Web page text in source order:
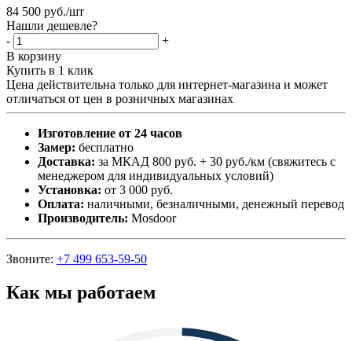
84 500 руб./шт
Нашли дешевле?
-
+
В корзину
Купить в 1 клик
Цена действительна только для интернет-магазина и может
отличаться от цен в розничных магазинах
Изготовление от 24 часов
Замер: бесплатно
Доставка: за МКАД 800 руб. + 30 руб./км (свяжитесь с
менеджером для индивидуальных условий)
Установка: от 3 000 руб.
Оплата: наличными, безналичными, денежный перевод
Производитель: Mosdoor
Звоните: +7 499 653-59-50
Как мы работаем